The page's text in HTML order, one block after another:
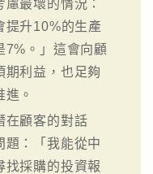
最壞的情況：
提升10%的生產
7%。」這會向顧
期利益，也足夠
。
在顧客的對話
題：「我能從中
找採購的投資報